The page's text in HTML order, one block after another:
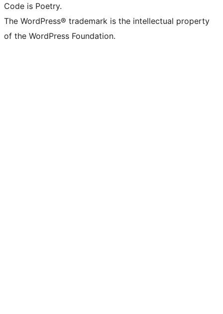
Code is Poetry.
The WordPress® trademark is the intellectual property
of the WordPress Foundation.